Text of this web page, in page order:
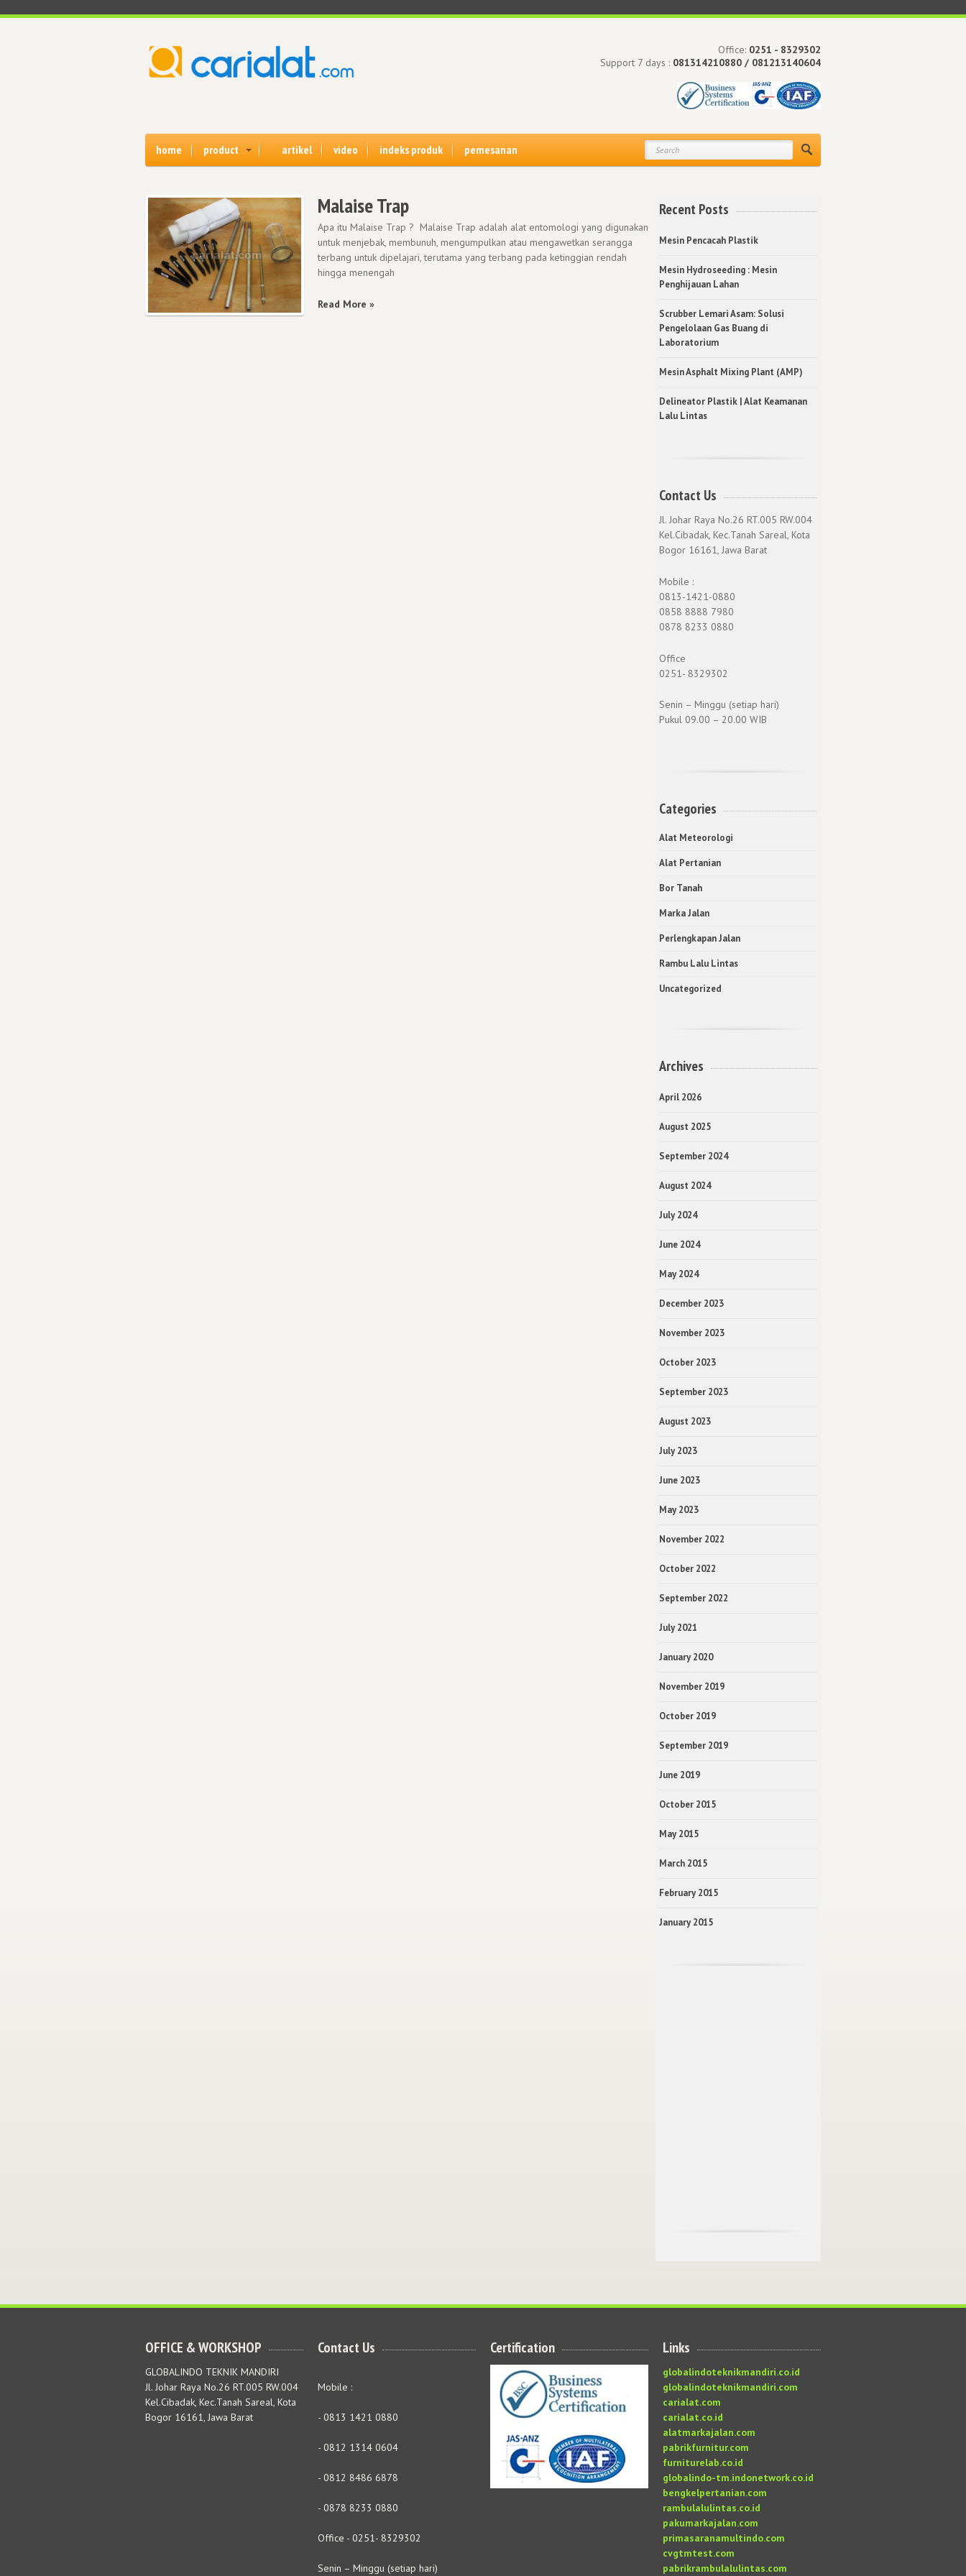
Office: 0251 - 8329302
Support 7 days : 081314210880 / 081213140604
home product artikel video indeks produk pemesanan
Malaise Trap
Apa itu Malaise Trap ? Malaise Trap adalah alat entomologi yang digunakan
untuk menjebak, membunuh, mengumpulkan atau mengawetkan serangga
terbang untuk dipelajari, terutama yang terbang pada ketinggian rendah
hingga menengah
Read More »
Recent Posts
Mesin Pencacah Plastik
Mesin Hydroseeding : Mesin
Penghijauan Lahan
Scrubber Lemari Asam: Solusi
Pengelolaan Gas Buang di
Laboratorium
Mesin Asphalt Mixing Plant (AMP)
Delineator Plastik | Alat Keamanan
Lalu Lintas
Contact Us
Jl. Johar Raya No.26 RT.005 RW.004
Kel.Cibadak, Kec.Tanah Sareal, Kota
Bogor 16161, Jawa Barat
Mobile :
0813-1421-0880
0858 8888 7980
0878 8233 0880
Office
0251- 8329302
Senin – Minggu (setiap hari)
Pukul 09.00 – 20.00 WIB
Categories
Alat Meteorologi
Alat Pertanian
Bor Tanah
Marka Jalan
Perlengkapan Jalan
Rambu Lalu Lintas
Uncategorized
Archives
April 2026
August 2025
September 2024
August 2024
July 2024
June 2024
May 2024
December 2023
November 2023
October 2023
September 2023
August 2023
July 2023
June 2023
May 2023
November 2022
October 2022
September 2022
July 2021
January 2020
November 2019
October 2019
September 2019
June 2019
October 2015
May 2015
March 2015
February 2015
January 2015
OFFICE & WORKSHOP
GLOBALINDO TEKNIK MANDIRI
Jl. Johar Raya No.26 RT.005 RW.004
Kel.Cibadak, Kec.Tanah Sareal, Kota
Bogor 16161, Jawa Barat
Contact Us
Mobile :
- 0813 1421 0880
- 0812 1314 0604
- 0812 8486 6878
- 0878 8233 0880
Office - 0251- 8329302
Senin – Minggu (setiap hari)
Certification Links
globalindoteknikmandiri.co.id
globalindoteknikmandiri.com
carialat.com
carialat.co.id
alatmarkajalan.com
pabrikfurnitur.com
furniturelab.co.id
globalindo-tm.indonetwork.co.id
bengkelpertanian.com
rambulalulintas.co.id
pakumarkajalan.com
primasaranamultindo.com
cvgtmtest.com
pabrikrambulalulintas.com